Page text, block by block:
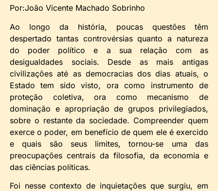
Por:João Vicente Machado Sobrinho
Ao longo da história, poucas questões têm
despertado tantas controvérsias quanto a natureza
do poder político e a sua relação com as
desigualdades sociais. Desde as mais antigas
civilizações até as democracias dos dias atuais, o
Estado tem sido visto, ora como instrumento de
proteção coletiva, ora como mecanismo de
dominação e apropriação de grupos privilegiados,
sobre o restante da sociedade. Compreender quem
exerce o poder, em benefício de quem ele é exercido
e quais são seus limites, tornou-se uma das
preocupações centrais da filosofia, da economia e
das ciências políticas.
Foi nesse contexto de inquietações que surgiu, em